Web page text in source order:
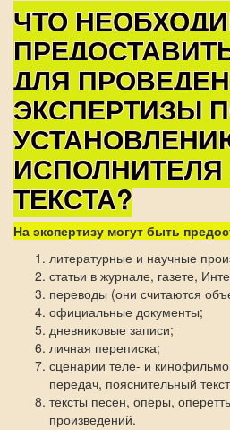
ЧТО
ДЛЯ
ЭКСПЕРТИЗЫ
ИСПОЛНИТЕЛЯ
ТЕКСТА?
На экспертизу могут быть
литературные и научные
статьи в журнале, газете,
переводы (они считаются
официальные документы;
дневниковые записи;
личная переписка;
сценарии теле- и
передач, пояснительный
тексты песен, оперы,
произведений.